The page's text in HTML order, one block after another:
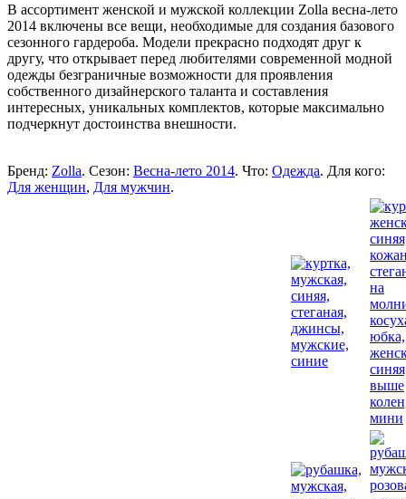
В ассортимент женской и мужской коллекции Zolla весна-лето
2014 включены все вещи, необходимые для создания базового
сезонного гардероба. Модели прекрасно подходят друг к
другу, что открывает перед любителями современной модной
одежды безграничные возможности для проявления
собственного дизайнерского таланта и составления
интересных, уникальных комплектов, которые максимально
подчеркнут достоинства внешности.
Бренд: Zolla. Сезон: Весна-лето 2014. Что: Одежда. Для кого:
Для женщин, Для мужчин.